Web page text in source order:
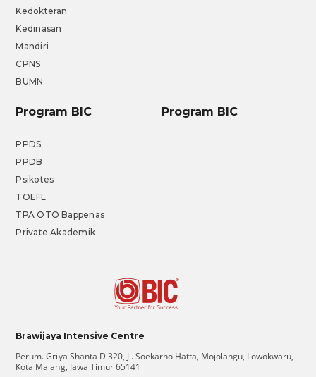
Kedokteran
Kedinasan
Mandiri
CPNS
BUMN
Program BIC
PPDS
PPDB
Psikotes
TOEFL
TPA OTO Bappenas
Private Akademik
Program BIC
Brawijaya Intensive Centre
Perum. Griya Shanta D 320, Jl. Soekarno Hatta, Mojolangu, Lowokwaru,
Kota Malang, Jawa Timur 65141